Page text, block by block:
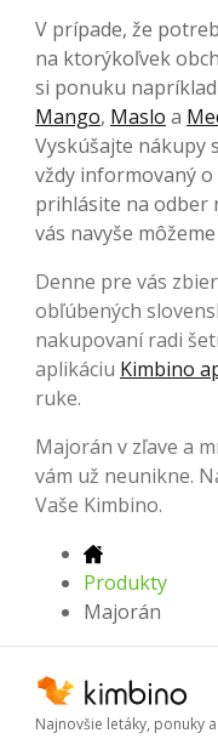
V prípade, že
na ktorýkoľvek
si ponuku
Mango, Maslo a
Vyskúšajte nákupy
vždy informovaný o
prihlásite na odber
vás navyše
Denne pre vás
obľúbených
nakupovaní radi
aplikáciu Kimbino
ruke.
Majorán v zľave a
vám už neunikne.
Vaše Kimbino.
Produkty
Majorán
Najnovšie letáky, ponuky